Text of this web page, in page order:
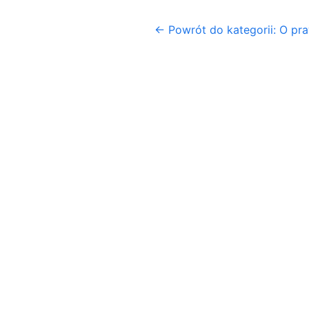
← Powrót do kategorii: O